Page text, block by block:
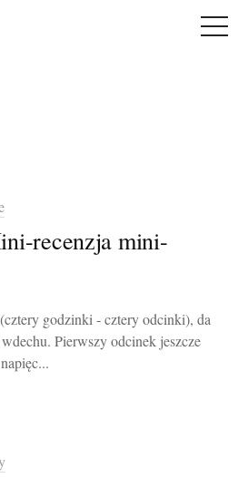
recenzja mini-
godzinki - cztery odcinki), da
Pierwszy odcinek jeszcze